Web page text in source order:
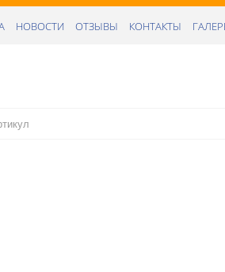
НОВОСТИ ОТЗЫВЫ КОНТАКТЫ